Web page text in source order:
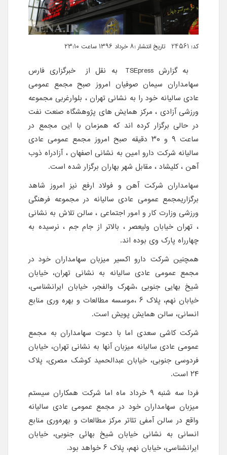
کد: 24561 تاریخ انتشار :۸ خرداد ۱۳۹۶ ساعت ۲۳:۱۰
به گزارشTSEpress به نقل از خبرگزاری فارس
سهامداران سیمان صوفیان امروز صبح مجمع عمومی
عادی سالیانه خود را به نشانی تهران ، بلوارغربی مجموعه
ورزشی آزادی ، مرکز همایش های پژوهشگاه صنعت نفت
در حالی برگزار کرده اند که همزمان با این مجمع در
ساعت ۹ و ۳۰ دقیقه صبح امروز مجمع عمومی عادی
سالیانه شرکت دارو امین به نشانی اصفهان ، آزادراه ذوب
آهن ، کلیشاد ، مقابل شهر بهاران برگزار شده است.
سهامداران شرکت آهن و فولاد ارفع نیز امروز شاهد
برگزاریمجمع عمومی عادی سالیانه در مجموعه فرهنگی
ورزشی وزارت کار و امور اجتماعی ، سالن تلاش به نشانی
، تهران خیابان ولیعصر ، بالاتر از جام جم ، نرسیده به
چهارراه پارک وی بوده اند.
همچنین شرکت دارو اکسیر میزبان سهامداران خود در
مجمع عمومی عادی سالیانه به نشانی تهران، خیابان
شیخ بهایی جنوبی ،شهرک والفجر، خیابان ایرانشناسی،
خیابان نهم، پلاک ۶ ،موسسه مطالعات و بهره وری منابع
انسانی، سالن همایش پویش است.
شرکت کاشی سعدی اما با دعوت سهامداران به مجمع
عمومی عادی سالیانه میزبان آنها به نشانی تهران، خیابان
فردوسی جنوبی، خیابان عبدالحمید کوشک مصری، پلاک
۲۴ است.
فردا سه شنبه ۹ خرداد ماه اما شرکت همکاران سیستم
میزبان سهامداران خود در مجمع عمومی عادی سالیانه
واقع در سالن آمفی تئاتر مرکز مطالعات و بهره‌وری منابع
انسانی به نشانی خیابان شیخ بهائی جنوبی، خیابان
ایرانشناسی، خیابان نهم، پلاک ۶ خواهد بود.